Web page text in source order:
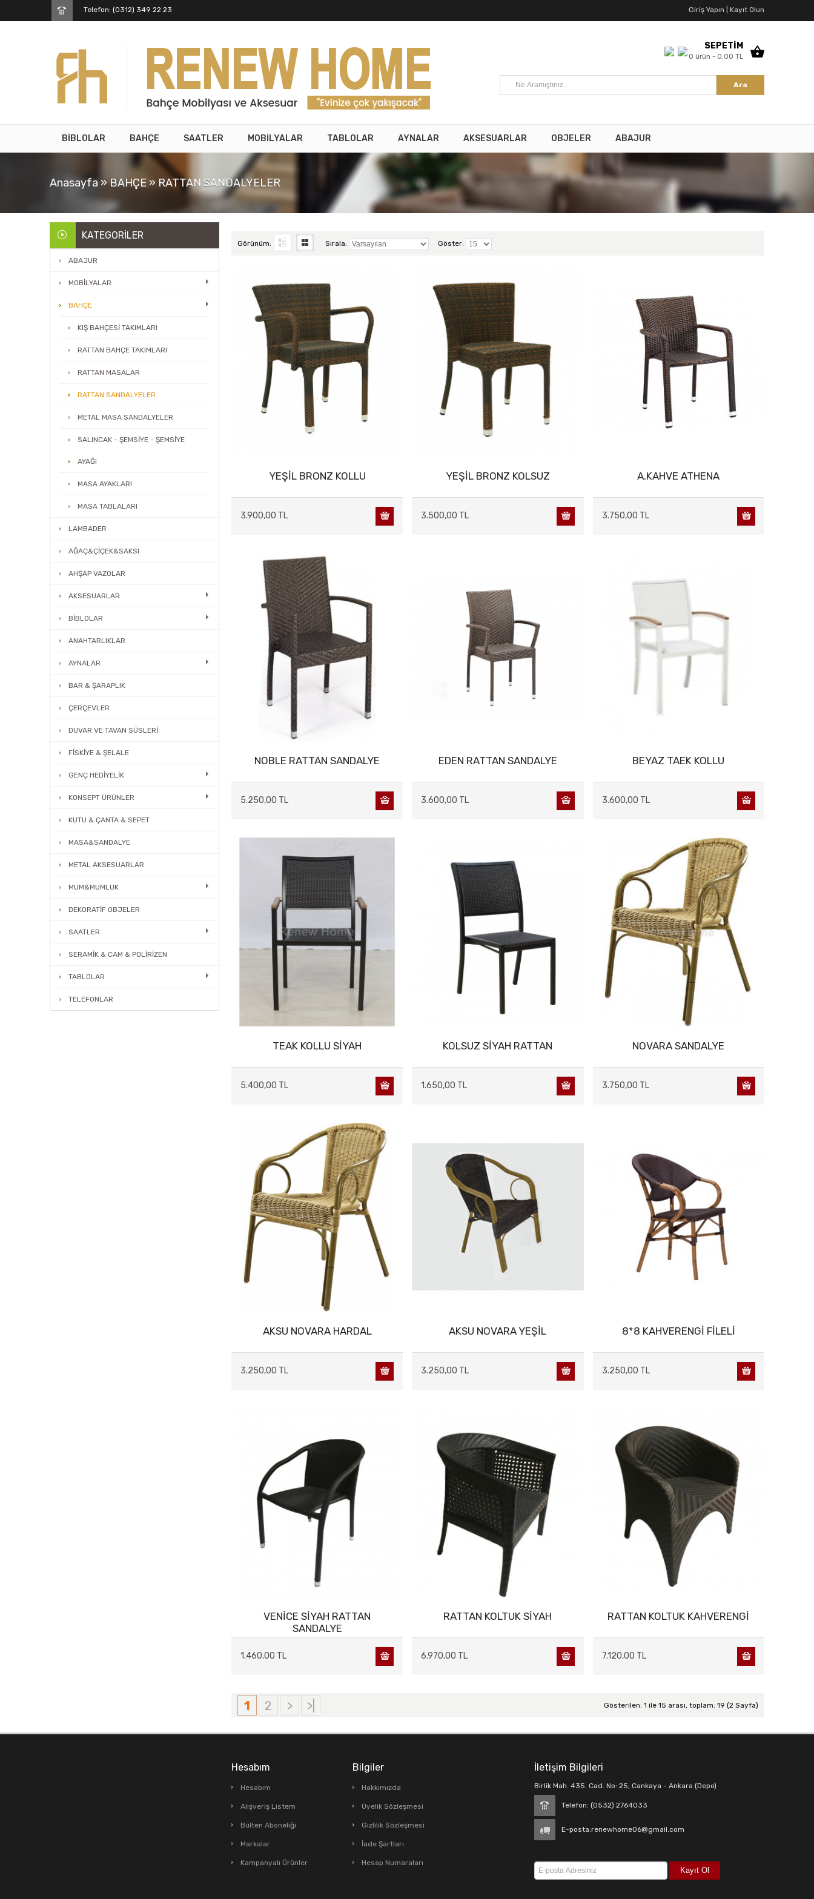
Telefon: (0312) 349 22 23 Giriş Yapın | Kayıt Olun
SEPETİM
0 ürün - 0,00 TL
Ara
BİBLOLAR BAHÇE SAATLER MOBİLYALAR TABLOLAR AYNALAR AKSESUARLAR OBJELER ABAJUR
Anasayfa »BAHÇE » RATTAN SANDALYELER
KATEGORILER
ABAJUR
MOBİLYALAR
BAHÇE
KIŞ BAHÇESİ TAKIMLARI
RATTAN BAHÇE TAKIMLARI
RATTAN MASALAR
RATTAN SANDALYELER
METAL MASA SANDALYELER
SALINCAK - ŞEMSİYE - ŞEMSİYE
AYAĞI
MASA AYAKLARI
MASA TABLALARI
LAMBADER
AĞAÇ&ÇİÇEK&SAKSI
AHŞAP VAZOLAR
AKSESUARLAR
BİBLOLAR
ANAHTARLIKLAR
AYNALAR
BAR & ŞARAPLIK
ÇERÇEVLER
DUVAR VE TAVAN SÜSLERİ
FİSKİYE & ŞELALE
GENÇ HEDİYELİK
KONSEPT ÜRÜNLER
KUTU & ÇANTA & SEPET
MASA&SANDALYE
METAL AKSESUARLAR
MUM&MUMLUK
DEKORATİF OBJELER
SAATLER
SERAMİK & CAM & POLİRİZEN
TABLOLAR
TELEFONLAR
Görünüm: Sırala: Göster:
YEŞİL BRONZ KOLLU
3.900,00 TL
YEŞİL BRONZ KOLSUZ
3.500,00 TL
A.KAHVE ATHENA
3.750,00 TL
NOBLE RATTAN SANDALYE
5.250,00 TL
EDEN RATTAN SANDALYE
3.600,00 TL
BEYAZ TAEK KOLLU
3.600,00 TL
TEAK KOLLU SİYAH
5.400,00 TL
KOLSUZ SİYAH RATTAN
1.650,00 TL
NOVARA SANDALYE
3.750,00 TL
AKSU NOVARA HARDAL
3.250,00 TL
AKSU NOVARA YEŞİL
3.250,00 TL
8*8 KAHVERENGİ FİLELİ
3.250,00 TL
VENİCE SİYAH RATTAN
SANDALYE
1.460,00 TL
RATTAN KOLTUK SİYAH
6.970,00 TL
RATTAN KOLTUK KAHVERENGİ
7.120,00 TL
1 2 > >| Gösterilen: 1 ile 15 arası, toplam: 19 (2 Sayfa)
Hesabım
Hesabım
Alışveriş Listem
Bülten Aboneliği
Markalar
Kampanyalı Ürünler
Bilgiler
Hakkımızda
Üyelik Sözleşmesi
Gizlilik Sözleşmesi
İade Şartları
Hesap Numaraları
İletişim Bilgileri
Birlik Mah. 435. Cad. No: 25, Cankaya - Ankara (Depo)
Telefon: (0532) 2764033
E-posta:renewhome06@gmail.com